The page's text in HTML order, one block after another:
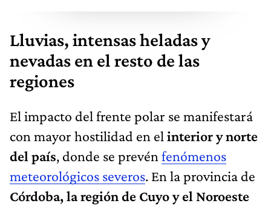
Lluvias, intensas heladas y
nevadas en el resto de las
regiones
El impacto del frente polar se manifestará
con mayor hostilidad en el interior y norte
del país, donde se prevén fenómenos
meteorológicos severos. En la provincia de
Córdoba, la región de Cuyo y el Noroeste